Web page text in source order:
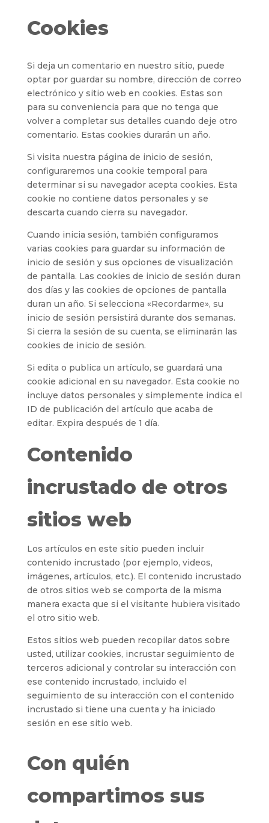
Cookies
Si deja un comentario en nuestro sitio, puede
optar por guardar su nombre, dirección de correo
electrónico y sitio web en cookies. Estas son
para su conveniencia para que no tenga que
volver a completar sus detalles cuando deje otro
comentario. Estas cookies durarán un año.
Si visita nuestra página de inicio de sesión,
configuraremos una cookie temporal para
determinar si su navegador acepta cookies. Esta
cookie no contiene datos personales y se
descarta cuando cierra su navegador.
Cuando inicia sesión, también configuramos
varias cookies para guardar su información de
inicio de sesión y sus opciones de visualización
de pantalla. Las cookies de inicio de sesión duran
dos días y las cookies de opciones de pantalla
duran un año. Si selecciona «Recordarme», su
inicio de sesión persistirá durante dos semanas.
Si cierra la sesión de su cuenta, se eliminarán las
cookies de inicio de sesión.
Si edita o publica un artículo, se guardará una
cookie adicional en su navegador. Esta cookie no
incluye datos personales y simplemente indica el
ID de publicación del artículo que acaba de
editar. Expira después de 1 día.
Contenido
incrustado de otros
sitios web
Los artículos en este sitio pueden incluir
contenido incrustado (por ejemplo, videos,
imágenes, artículos, etc.). El contenido incrustado
de otros sitios web se comporta de la misma
manera exacta que si el visitante hubiera visitado
el otro sitio web.
Estos sitios web pueden recopilar datos sobre
usted, utilizar cookies, incrustar seguimiento de
terceros adicional y controlar su interacción con
ese contenido incrustado, incluido el
seguimiento de su interacción con el contenido
incrustado si tiene una cuenta y ha iniciado
sesión en ese sitio web.
Con quién
compartimos sus